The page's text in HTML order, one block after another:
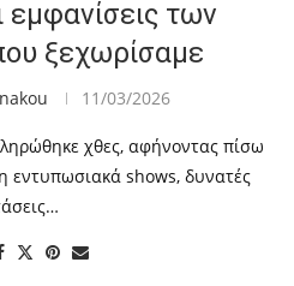
εμφανίσεις των
ξεχωρίσαμε
11/03/2026
χθες, αφήνοντας πίσω
εντυπωσιακά shows, δυνατές